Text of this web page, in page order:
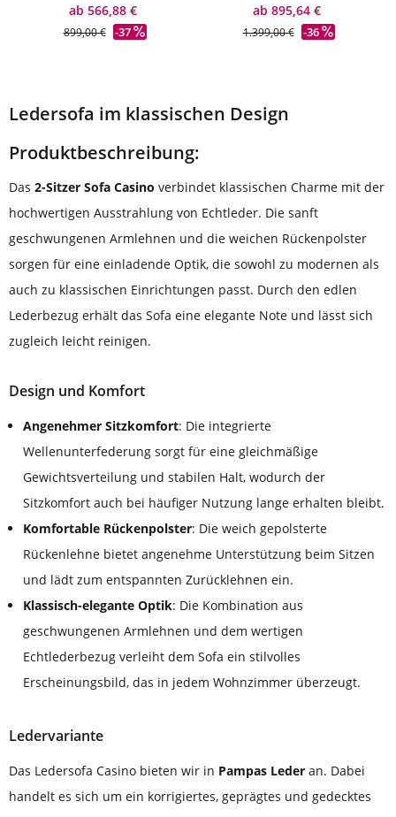
ab 566,88 €
899,00 € -37
ab 895,64 €
1.399,00 € -36
Ledersofa im klassischen Design
Produktbeschreibung:
Das 2-Sitzer Sofa Casino verbindet klassischen Charme mit der
hochwertigen Ausstrahlung von Echtleder. Die sanft
geschwungenen Armlehnen und die weichen Rückenpolster
sorgen für eine einladende Optik, die sowohl zu modernen als
auch zu klassischen Einrichtungen passt. Durch den edlen
Lederbezug erhält das Sofa eine elegante Note und lässt sich
zugleich leicht reinigen.
Design und Komfort
Angenehmer Sitzkomfort: Die integrierte
Wellenunterfederung sorgt für eine gleichmäßige
Gewichtsverteilung und stabilen Halt, wodurch der
Sitzkomfort auch bei häufiger Nutzung lange erhalten bleibt.
Komfortable Rückenpolster: Die weich gepolsterte
Rückenlehne bietet angenehme Unterstützung beim Sitzen
und lädt zum entspannten Zurücklehnen ein.
Klassisch-elegante Optik: Die Kombination aus
geschwungenen Armlehnen und dem wertigen
Echtlederbezug verleiht dem Sofa ein stilvolles
Erscheinungsbild, das in jedem Wohnzimmer überzeugt.
Ledervariante
Das Ledersofa Casino bieten wir in Pampas Leder an. Dabei
handelt es sich um ein korrigiertes, geprägtes und gedecktes